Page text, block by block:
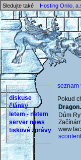
Sledujte také : Hosting Onlio,
diskuse
články
letem - netem
server news
tiskové zprávy
seznam
Pokud
Dům